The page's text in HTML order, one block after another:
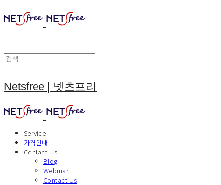
Netsfree | 넷츠프리
Service
가격안내
Contact Us
Blog
Webinar
Contact Us